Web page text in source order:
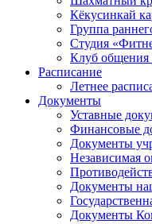
Кёкусинкай
Группа
Cтудия
Клуб общения
Расписание
Летнее
Документы
Уставные
Финансовые
Документы
Независимая
Документы
Документы